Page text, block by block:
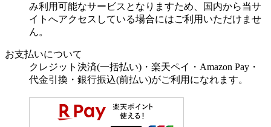
み利用可能なサービスとなりますため、国内から当サ
イトへアクセスしている場合にはご利用いただけませ
ん。
お支払いについて
クレジット決済(一括払い)・楽天ペイ・Amazon Pay・
代金引換・銀行振込(前払い)がご利用になれます。